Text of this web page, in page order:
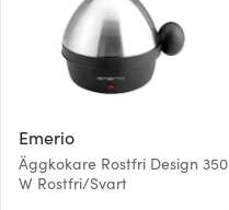
Emerio
Äggkokare Rostfri Design 350
W Rostfri/Svart